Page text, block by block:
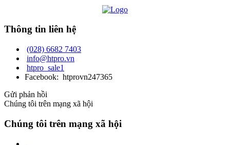
Thông tin liên hệ
(028) 6682 7403
info@htpro.vn
htpro_sale1
Facebook: htprovn247365
Gửi phản hồi
Chúng tôi trên mạng xã hội
Chúng tôi trên mạng xã hội